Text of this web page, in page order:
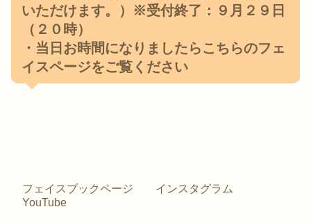
いただけます。）※受付終了：９月２９日
（２０時）
・当日お時間になりましたらこちらのフェ
イスページをご覧ください
フェイスブックページ
インスタグラム
YouTube